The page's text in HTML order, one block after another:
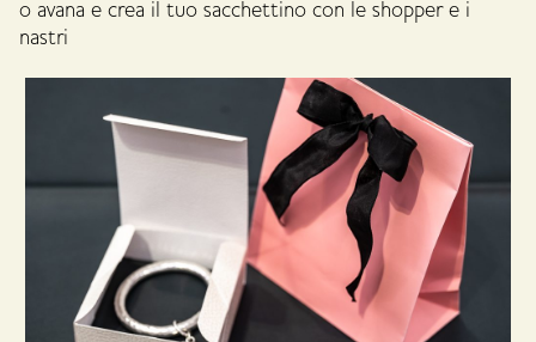
o avana e crea il tuo sacchettino con le shopper e i
nastri